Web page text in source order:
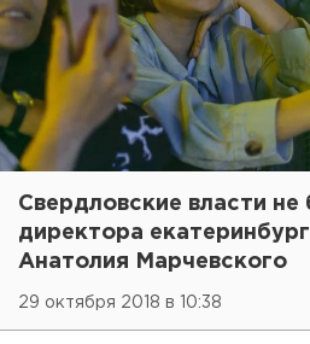
Свердловские власти не
директора
Анатолия Марчевского
29 октября 2018 в 10:38